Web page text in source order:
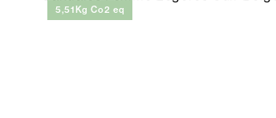
5,51Kg Co2 eq